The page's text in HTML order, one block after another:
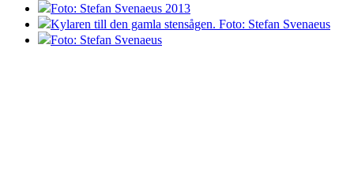
Foto: Stefan Svenaeus 2013
Kylaren till den gamla stensågen. Foto: Stefan Svenaeus
Foto: Stefan Svenaeus